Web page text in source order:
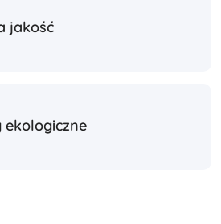
jakość
ekologiczne